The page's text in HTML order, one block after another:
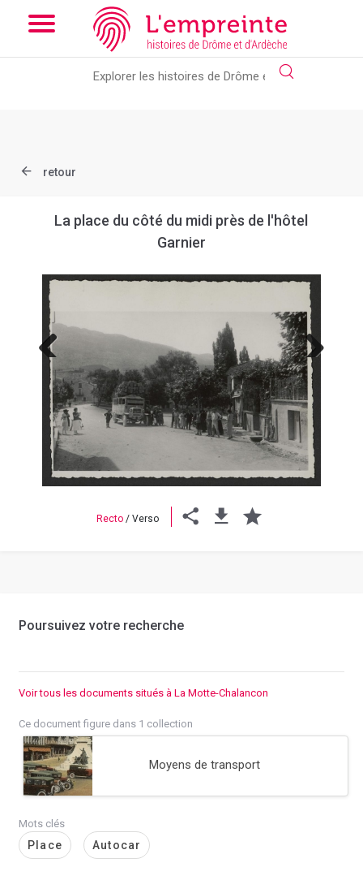
Array ( [slug] => document [ref] => B263626101_23D )
the new slick-theme.css if you want the default styling
retour
La place du côté du midi près de l'hôtel
Garnier
Previous Next
Recto / Verso
Poursuivez votre recherche
Voir tous les documents situés à La Motte-Chalancon
Ce document figure dans 1 collection
Moyens de transport
Mots clés
Place Autocar